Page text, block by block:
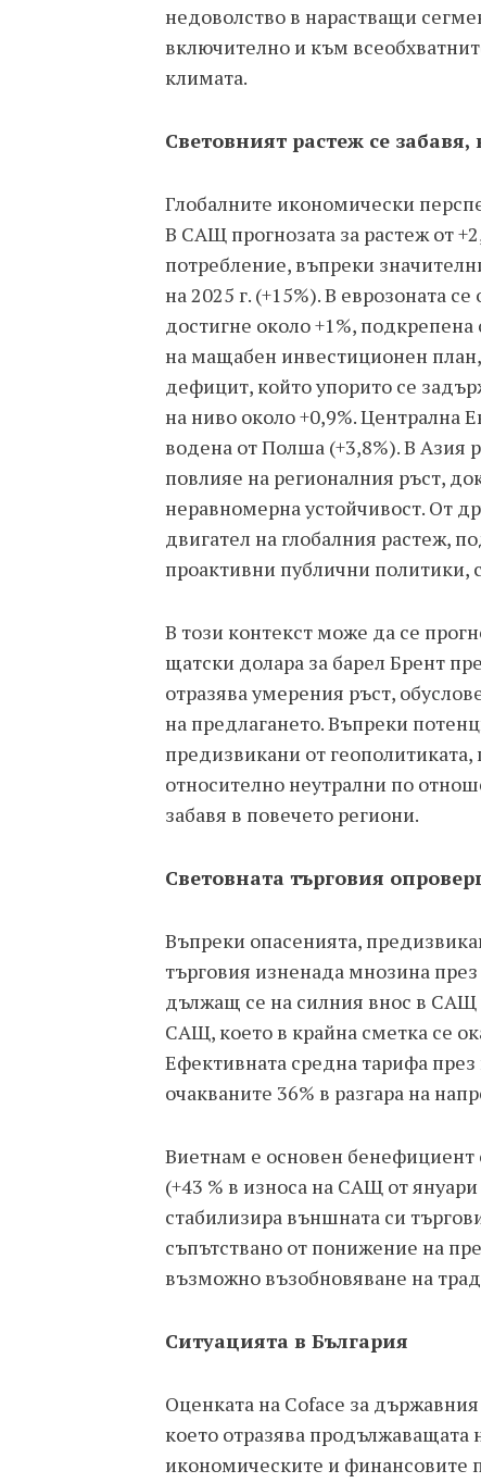
недоволство в нарастващи
включително и към
климата.
Световният растеж се
Глобалните икономически
В САЩ прогнозата за растеж от
потребление, въпреки
на 2025 г. (+15%). В еврозоната
достигне около +1%,
на мащабен инвестиционен
дефицит, който упорито се
на ниво около +0,9%. Централна
водена от Полша (+3,8%). В Азия
повлияе на регионалния ръст,
неравномерна устойчивост. От
двигател на глобалния растеж,
проактивни публични политики,
В този контекст може да се
щатски долара за барел Брент
отразява умерения ръст,
на предлагането. Въпреки
предизвикани от
относително неутрални по
забавя в повечето региони.
Световната търговия
Въпреки опасенията,
търговия изненада мнозина през
дължащ се на силния внос в САЩ
САЩ, което в крайна сметка се
Ефективната средна тарифа
очакваните 36% в разгара на
Виетнам е основен бенефициент
(+43 % в износа на САЩ от
стабилизира външната си
съпътствано от понижение на
възможно възобновяване на
Ситуацията в България
Оценката на Coface за
което отразява
икономическите и финансовите